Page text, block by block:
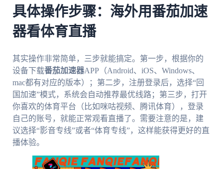
具体操作步骤：海外用番茄加速
器看体育直播
其实操作非常简单，三步就能搞定。第一步，根据你的
设备下载番茄加速器APP（Android、iOS、Windows、
mac都有对应的版本）；第二步，注册登录后，选择“回
国加速”模式，系统会自动推荐最优线路；第三步，打开
你喜欢的体育平台（比如咪咕视频、腾讯体育），登录
自己的账号，就能正常观看直播了。需要注意的是，建
议选择“影音专线”或者“体育专线”，这样能获得更好的直
播体验。